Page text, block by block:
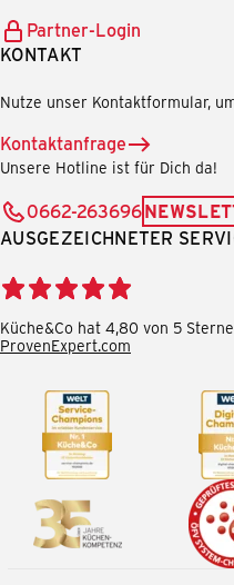
Partner-Login
KONTAKT
Nutze unser Kontaktformular,
Kontaktanfrage
Unsere Hotline ist für Dich da!
0662-263696
AUSGEZEICHNETER
Küche&Co hat 4,80 von 5
ProvenExpert.com